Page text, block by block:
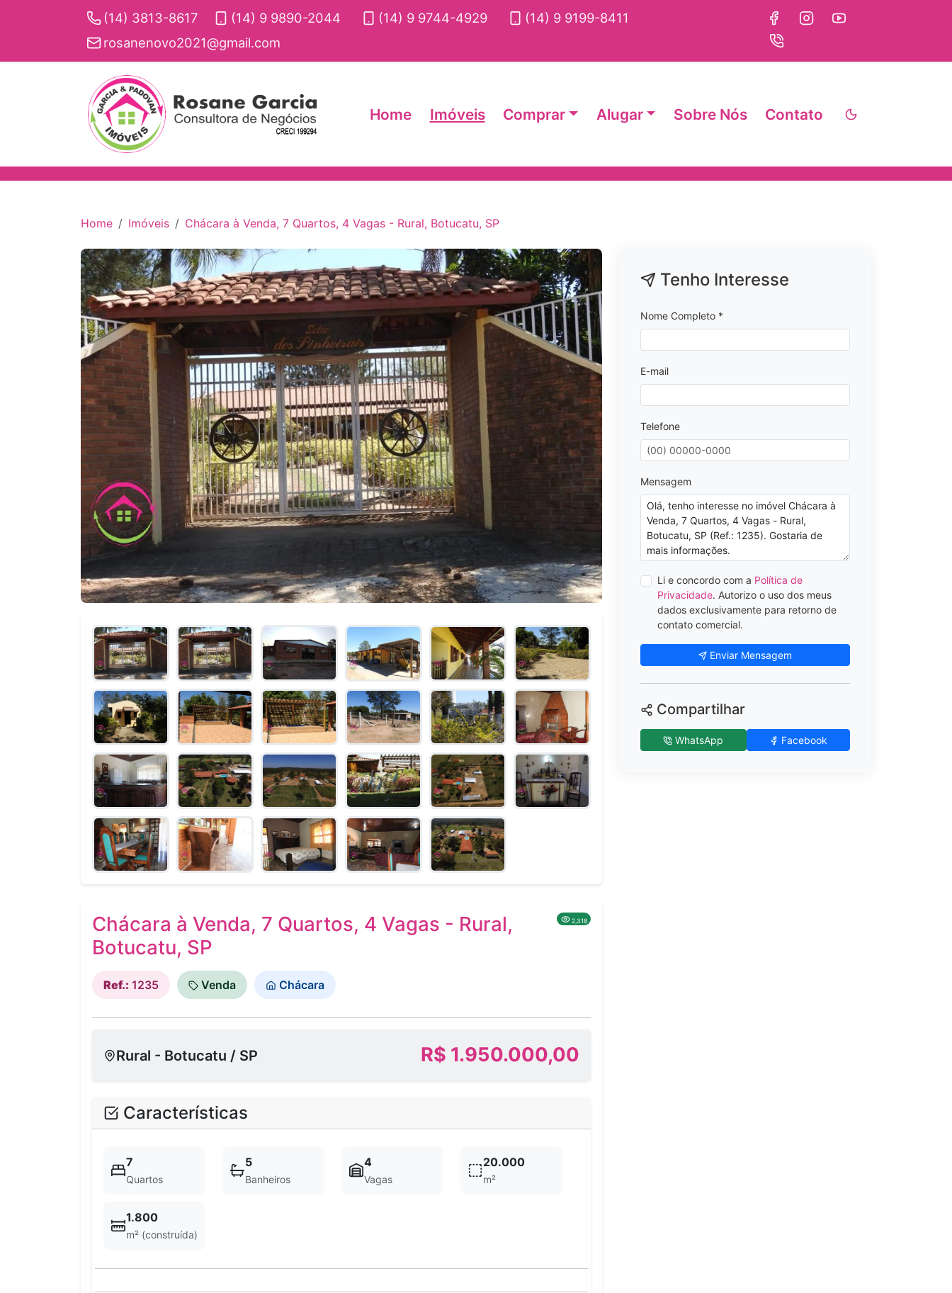
(14) 3813-8617 (14) 9 9890-2044 (14) 9 9744-4929
(14) 9 9199-8411
rosanenovo2021@gmail.com
Home Imóveis Comprar Alugar Sobre Nós Contato
Home Imóveis Chácara à Venda, 7 Quartos, 4 Vagas - Rural, Botucatu, SP
Chácara à Venda, 7 Quartos, 4 Vagas - Rural,
Botucatu, SP
2,318
Ref.: 1235 Venda Chácara
Rural - Botucatu / SP R$ 1.950.000,00
Características
7
Quartos
5
Banheiros
4
Vagas
20.000
m²
1.800
m² (construída)
Tenho Interesse
Nome Completo *
E-mail
Telefone
Mensagem
Li e concordo com a Política de
Privacidade. Autorizo o uso dos meus
dados exclusivamente para retorno de
contato comercial.
Enviar Mensagem
Compartilhar
WhatsApp Facebook